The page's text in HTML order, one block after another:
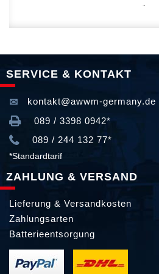
SERVICE & KONTAKT
kontakt@awwm-germany.de
089 / 3398 0942*
089 / 244 132 77*
*Standardtarif
ZAHLUNG & VERSAND
Lieferung & Versandkosten
Zahlungsarten
Batterieentsorgung